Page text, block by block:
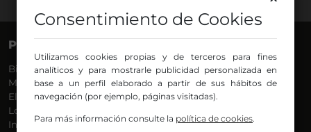
PROGRAMAS
Bilbosport
Más Música
El Madrugador
Lo Más Nuevo
Informativos
Agurtzane
Belén Ollero
Dani
Eva Argote
Consentimiento de Cookies
Utilizamos cookies propias y de terceros para fines
analíticos y para mostrarle publicidad personalizada en
base a un perfil elaborado a partir de sus hábitos de
navegación (por ejemplo, páginas visitadas).
Para más información consulte la política de cookies.